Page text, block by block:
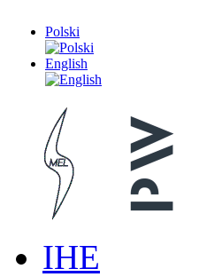
Polski
English
IHE